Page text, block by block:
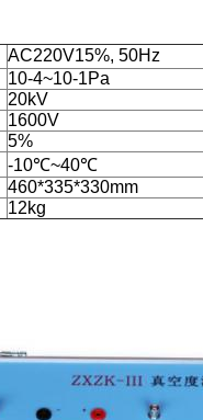
AC220V15%, 50Hz
10-4~10-1Pa
20kV
1600V
5%
-10℃~40℃
460*335*330mm
12kg